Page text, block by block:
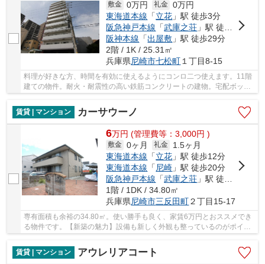
敷金 0万円 礼金 0万円
東海道本線 「立花 」駅 徒歩3分
阪急神戸本線 「武庫之荘 」駅 徒歩30分
阪神本線 「出屋敷 」駅 徒歩29分
2階 / 1K / 25.31㎡
兵庫県尼崎市七松町 １丁目8-15
料理が好きな方、時間を有効に使えるようにコンロ二つ使えます。11階
建ての物件。耐火・耐震性の高い鉄筋コンクリートの建物。宅配ボック
賃貸 | マンション
カーサウーノ
6万円 (管理費等：3,000円 )
敷金 0ヶ月 礼金
1.5ヶ月
東海道本線 「立花 」駅 徒歩12分
東海道本線 「 尼崎 」駅 徒歩20分
阪急神戸本線 「武庫之荘 」駅 徒歩30分
1階 / 1DK / 34.80㎡
兵庫県尼崎市三反田町２丁目15-17
専有面積も余裕の34.80㎡。使い勝手も良く、家賃6万円とおススメでき
る物件です。【新築の魅力】設備も新しく外観も整っているのがポイン
ト。駐輪場が付いているので、自転車を安心し...
賃貸 | マンション
アウレリアコート